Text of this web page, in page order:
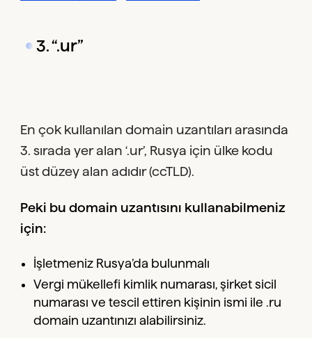
3. “.ur”
En çok kullanılan domain uzantıları arasında
3. sırada yer alan ‘.ur’, Rusya için ülke kodu
üst düzey alan adıdır (ccTLD).
Peki bu domain uzantısını kullanabilmeniz
için:
İşletmeniz Rusya’da bulunmalı
Vergi mükellefi kimlik numarası, şirket sicil
numarası ve tescil ettiren kişinin ismi ile .ru
domain uzantınızı alabilirsiniz.